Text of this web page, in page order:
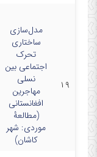
۱۹
مدل‌سازی
ساختاری
تحرک
اجتماعی بین
نسلی
مهاجرین
افغانستانی
(مطالعۀ
موردی: شهر
کاشان)